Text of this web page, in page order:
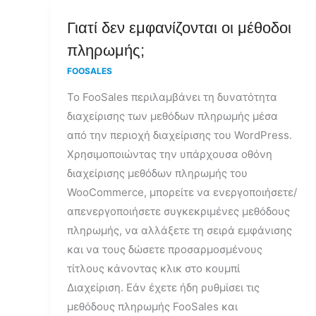
Γιατί δεν εμφανίζονται οι μέθοδοι
πληρωμής;
FOOSALES
Το FooSales περιλαμβάνει τη δυνατότητα
διαχείρισης των μεθόδων πληρωμής μέσα
από την περιοχή διαχείρισης του WordPress.
Χρησιμοποιώντας την υπάρχουσα οθόνη
διαχείρισης μεθόδων πληρωμής του
WooCommerce, μπορείτε να ενεργοποιήσετε/
απενεργοποιήσετε συγκεκριμένες μεθόδους
πληρωμής, να αλλάξετε τη σειρά εμφάνισης
και να τους δώσετε προσαρμοσμένους
τίτλους κάνοντας κλικ στο κουμπί
Διαχείριση. Εάν έχετε ήδη ρυθμίσει τις
μεθόδους πληρωμής FooSales και
Γιατί
δεν
εμφανίζονται
μέθοδοι
πληρωμής;